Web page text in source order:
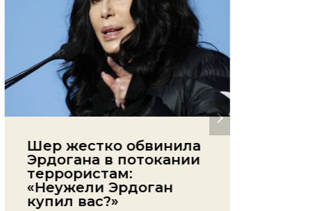
Шер жестко обвинила
Эрдогана в потокании
террористам:
«Неужели Эрдоган
купил вас?»